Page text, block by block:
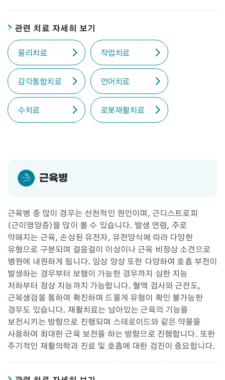
관련 치료 자세히 보기
물리치료 작업치료
감각통합치료 언어치료
수치료 로봇재활치료
근육병
근육병 중 많이 경우는 선천적인 원인이며, 근디스트로피
(근이영양증)을 많이 볼 수 있습니다. 발생 연령, 주로
약해지는 근육, 손상된 유전자, 유전양식에 따라 다양한
유형으로 구분되며 걸음걸이 이상이나 근육 비정상 소견으로
병원에 내원하게 됩니다. 임상 양상 또한 다양하여 호흡 부전이
발생하는 경우부터 보행이 가능한 경우까지 심한 지능
저하부터 정상 지능까지 가능합니다. 혈액 검사와 근전도,
근육생검을 통하여 확진하며 드물게 유형이 확인 불가능한
경우도 있습니다. 재활치료는 남아있는 근육의 기능을
보전시키는 방향으로 진행되며 스테로이드와 같은 약물을
사용하여 최대한 근육 보전을 하는 방향으로 진행합니다. 또한
주기적인 재활의학과 진료 및 호흡에 대한 검진이 중요합니다.